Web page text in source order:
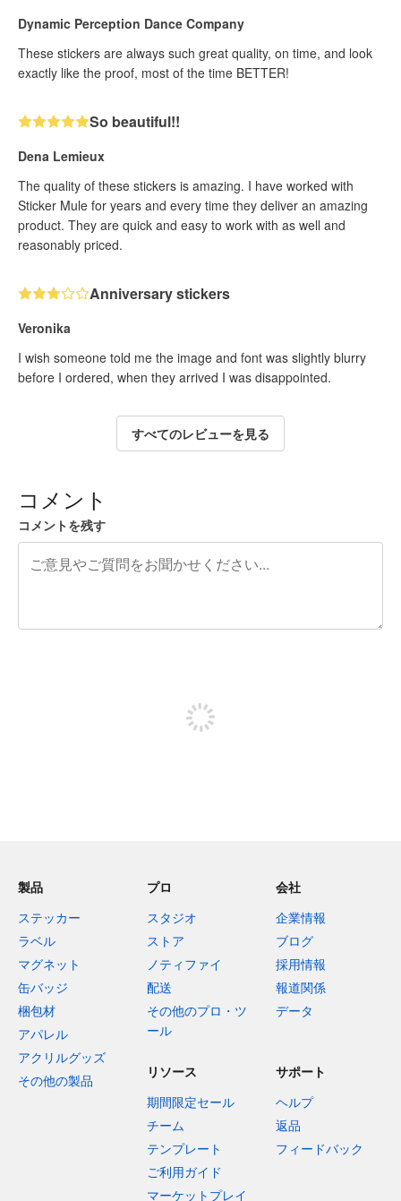
Dynamic Perception Dance Company
These stickers are always such great quality, on time, and look
exactly like the proof, most of the time BETTER!
So beautiful!!
Dena Lemieux
The quality of these stickers is amazing. I have worked with
Sticker Mule for years and every time they deliver an amazing
product. They are quick and easy to work with as well and
reasonably priced.
Anniversary stickers
Veronika
I wish someone told me the image and font was slightly blurry
before I ordered, when they arrived I was disappointed.
すべてのレビューを見る
コメント
コメントを残す
製品
ステッカー
ラベル
マグネット
缶バッジ
梱包材
アパレル
アクリルグッズ
その他の製品
プロ
スタジオ
ストア
ノティファイ
配送
その他のプロ・ツ
ール
会社
企業情報
ブログ
採用情報
報道関係
データ
リソース
期間限定セール
チーム
テンプレート
ご利用ガイド
マーケットプレイ
サポート
ヘルプ
返品
フィードバック